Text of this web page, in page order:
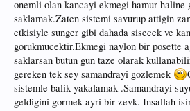
onemli olan kancayi ekmegi hamur haline
saklamak.Zaten sistemi savurup attigin
etkisiyle sunger gibi dahada sisecek ve
gorukmucektir.Ekmegi naylon bir posette
saklarsan butun gun taze olarak
gereken tek sey samandrayi gozlemek
sistemle balik yakalamak .Samandrayi
geldigini gormek ayri bir zevk. Insallah